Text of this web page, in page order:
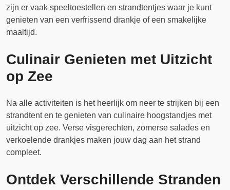
zijn er vaak speeltoestellen en strandtentjes waar je kunt
genieten van een verfrissend drankje of een smakelijke
maaltijd.
Culinair Genieten met Uitzicht
op Zee
Na alle activiteiten is het heerlijk om neer te strijken bij een
strandtent en te genieten van culinaire hoogstandjes met
uitzicht op zee. Verse visgerechten, zomerse salades en
verkoelende drankjes maken jouw dag aan het strand
compleet.
Ontdek Verschillende Stranden